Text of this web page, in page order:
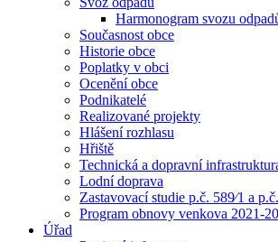
Harmonogram svozu
Současnost obce
Historie obce
Poplatky v obci
Ocenění obce
Podnikatelé
Realizované projekty
Hlášení rozhlasu
Hřiště
Technická a dopravní
Lodní doprava
Zastavovací studie p.č. 589⁄1 a
Program obnovy venkova 2021-
Úřad